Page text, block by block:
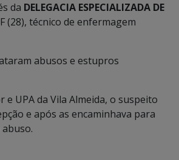
da DELEGACIA ESPECIALIZADA DE
(28), técnico de enfermagem
abusos e estupros
UPA da Vila Almeida, o suspeito
e após as encaminhava para